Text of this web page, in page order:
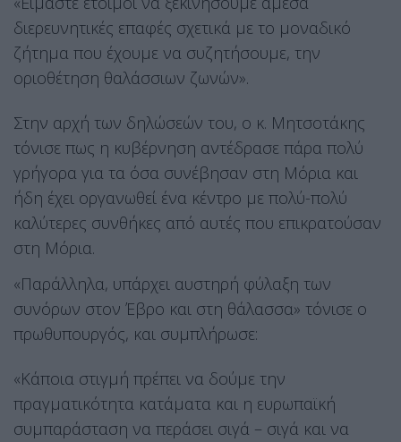
διερευνητικές επαφές σχετικά με το μοναδικό
ζήτημα που έχουμε να συζητήσουμε, την
οριοθέτηση θαλάσσιων ζωνών».
Στην αρχή των δηλώσεών του, ο κ. Μητσοτάκης
τόνισε πως η κυβέρνηση αντέδρασε πάρα πολύ
γρήγορα για τα όσα συνέβησαν στη Μόρια και
ήδη έχει οργανωθεί ένα κέντρο με πολύ-πολύ
καλύτερες συνθήκες από αυτές που επικρατούσαν
στη Μόρια.
«Παράλληλα, υπάρχει αυστηρή φύλαξη των
συνόρων στον Έβρο και στη θάλασσα» τόνισε ο
πρωθυπουργός, και συμπλήρωσε:
«Κάποια στιγμή πρέπει να δούμε την
πραγματικότητα κατάματα και η ευρωπαϊκή
συμπαράσταση να περάσει σιγά – σιγά και να